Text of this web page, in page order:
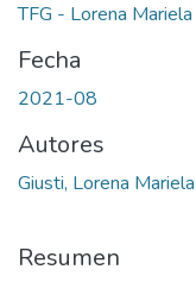
TFG - Lorena
Fecha
2021-08
Autores
Giusti, Lorena Mariela
Resumen